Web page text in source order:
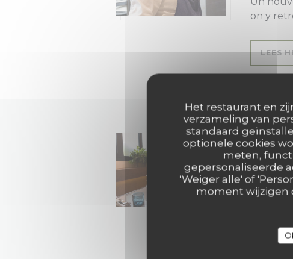
Het restaurant en
verzameling van
standaard
optionele cookies
meten,
gepersonaliseerde
'Weiger alle' of
moment wijzigen
on y
LEES
Le
28/11/
Le
A la tête
centre-
lait
Moïse